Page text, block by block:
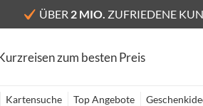
ÜBER 2 MIO. ZUFRIEDENE
zum besten Preis
Kartensuche Top Angebote